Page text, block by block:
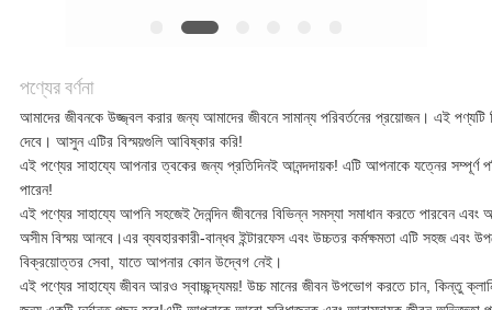
ক্ষেত্রেই
উদ্ধৃতির
জন্য
আবেদন
পণ্যের বর্ণনা
আমাদের জীবনকে উজ্জ্বল করার জন্য আমাদের জীবনে সামান্য পরিবর্তনের প্রয়োজন। এই
দেবে। আসুন এটির বিস্ময়গুলি আবিষ্কার করি!
এই পণ্যের সাহায্যে আপনার ত্বকের জন্য প্রতিদিনই আনন্দদায়ক! এটি আপনাকে যত্নের সম্পূর্ণ
পারেন!
এই পণ্যের সাহায্যে আপনি সহজেই দৈনন্দিন জীবনের বিভিন্ন সমস্যা সমাধান করতে পারবেন
অসীম বিস্ময় আনবে।এর ব্যবহারকারী-বান্ধব ইন্টারফেস এবং উচ্চতর কর্মক্ষমতা এটি সহজ
বিক্রয়োত্তর সেবা, যাতে আপনার কোন উদ্বেগ নেই।
এই পণ্যের সাহায্যে জীবন আরও স্বাচ্ছন্দ্যময়! উচ্চ মানের জীবন উপভোগ করতে চান, কিন্তু